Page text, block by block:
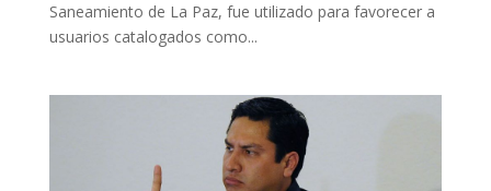
Saneamiento de La Paz, fue utilizado para favorecer a
usuarios catalogados como...